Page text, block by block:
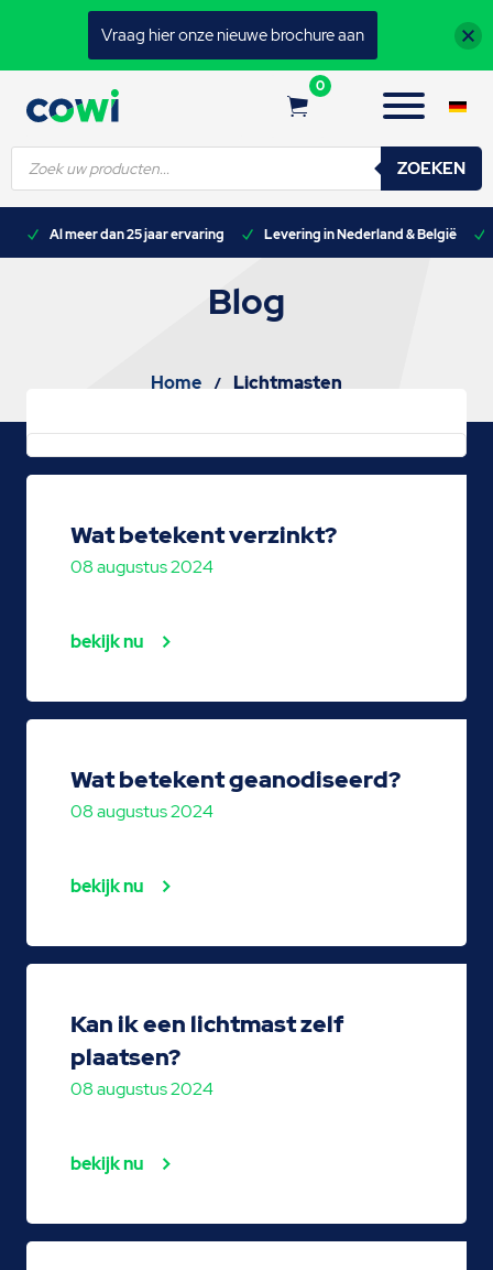
0
Producten
zoeken ZOEKEN
Al meer dan 25 jaar ervaring Levering in Nederland & België
Blog
Home / Lichtmasten
Wat betekent verzinkt?
08 augustus 2024
bekijk nu
Wat betekent geanodiseerd?
08 augustus 2024
bekijk nu
Kan ik een lichtmast zelf
plaatsen?
08 augustus 2024
bekijk nu
Vraag hier onze nieuwe brochure aan